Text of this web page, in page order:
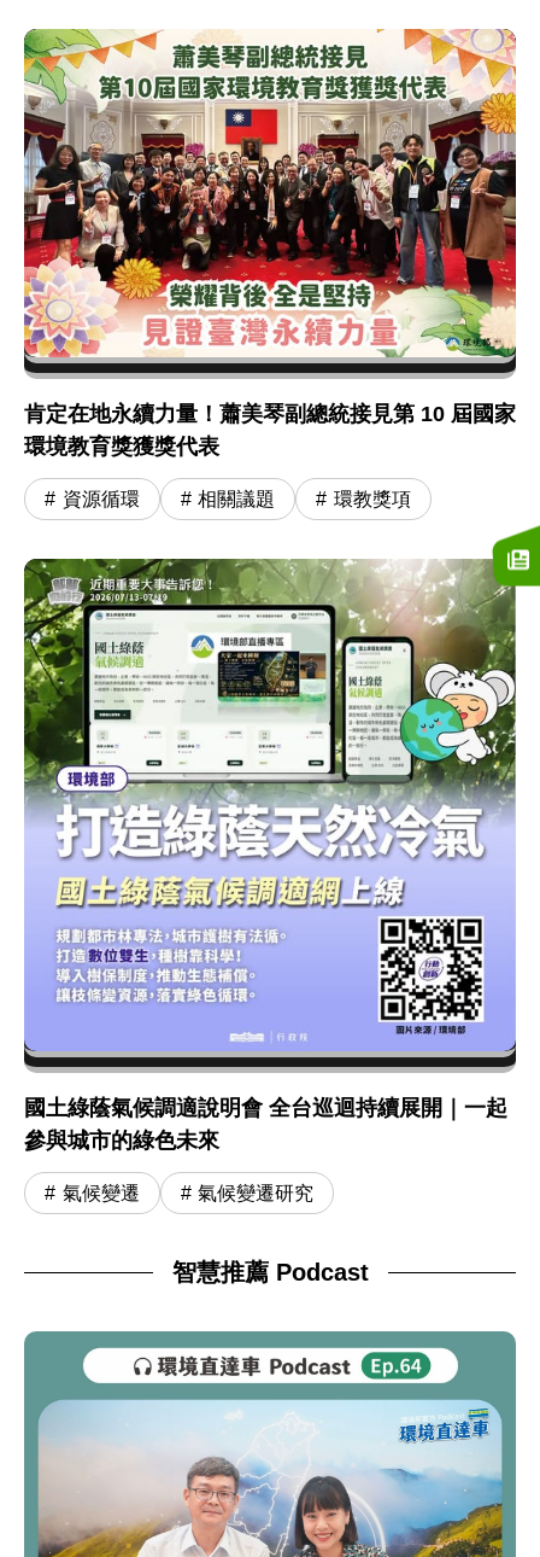
肯定在地永續力量！蕭美琴副總統接見第 10 屆國家
環境教育獎獲獎代表
資源循環 相關議題 環教獎項
國土綠蔭氣候調適說明會 全台巡迴持續展開｜一起
參與城市的綠色未來
氣候變遷 氣候變遷研究
智慧推薦 Podcast